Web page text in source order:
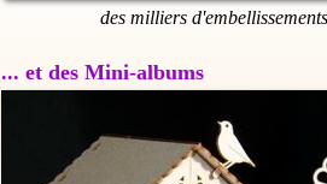
des milliers
... et des Mini-albums